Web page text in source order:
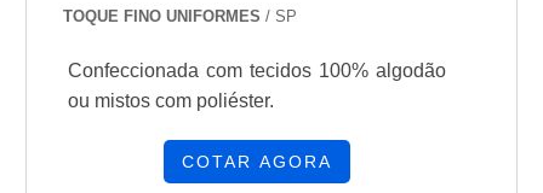
TOQUE FINO UNIFORMES / SP
Confeccionada com tecidos 100% algodão
ou mistos com poliéster.
COTAR AGORA